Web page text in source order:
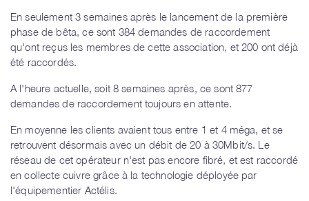
En seulement 3 semaines après le lancement de la première
phase de bêta, ce sont 384 demandes de raccordement
qu'ont reçus les membres de cette association, et 200 ont déjà
été raccordés.
A l'heure actuelle, soit 8 semaines après, ce sont 877
demandes de raccordement toujours en attente.
En moyenne les clients avaient tous entre 1 et 4 méga, et se
retrouvent désormais avec un débit de 20 à 30Mbit/s. Le
réseau de cet opérateur n'est pas encore fibré, et est raccordé
en collecte cuivre grâce à la technologie déployée par
l'équipementier Actélis.